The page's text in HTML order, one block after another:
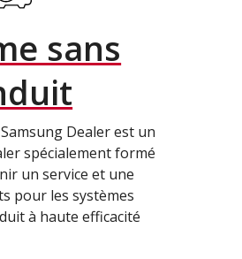
sans
Dealer est un
spécialement formé
un service et une
pour les systèmes
à haute efficacité